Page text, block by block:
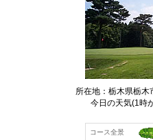
所在地：栃木県栃木
今日の天気(1時
コース全景